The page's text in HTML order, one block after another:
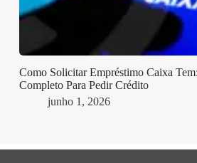
Como Solicitar Empréstimo Caixa
Completo Para Pedir Crédito
junho 1, 2026